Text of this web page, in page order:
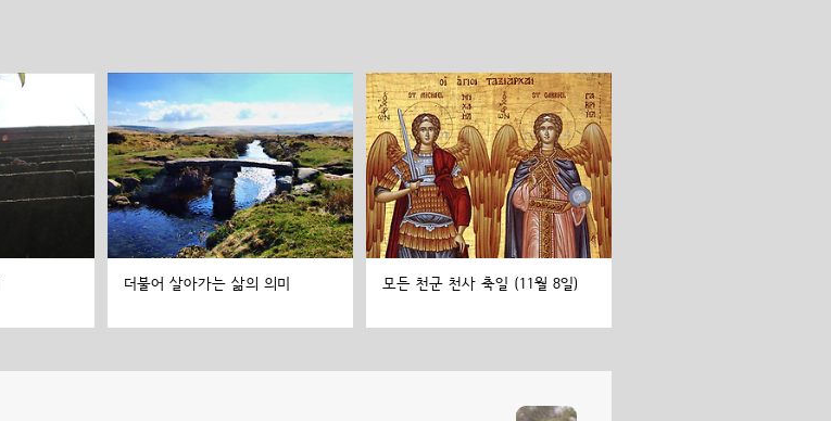
더불어 살아가는 삶의 의미 모든 천군 천사 축일 (11월 8일)